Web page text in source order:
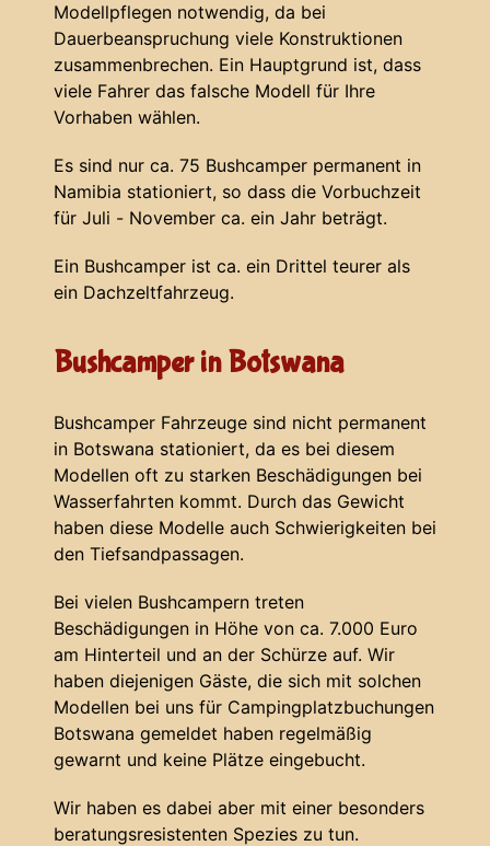
Modellpflegen notwendig, da bei
Dauerbeanspruchung viele Konstruktionen
zusammenbrechen. Ein Hauptgrund ist, dass
viele Fahrer das falsche Modell für Ihre
Vorhaben wählen.
Es sind nur ca. 75 Bushcamper permanent in
Namibia stationiert, so dass die Vorbuchzeit
für Juli - November ca. ein Jahr beträgt.
Ein Bushcamper ist ca. ein Drittel teurer als
ein Dachzeltfahrzeug.
Bushcamper in Botswana
Bushcamper Fahrzeuge sind nicht permanent
in Botswana stationiert, da es bei diesem
Modellen oft zu starken Beschädigungen bei
Wasserfahrten kommt. Durch das Gewicht
haben diese Modelle auch Schwierigkeiten bei
den Tiefsandpassagen.
Bei vielen Bushcampern treten
Beschädigungen in Höhe von ca. 7.000 Euro
am Hinterteil und an der Schürze auf. Wir
haben diejenigen Gäste, die sich mit solchen
Modellen bei uns für Campingplatzbuchungen
Botswana gemeldet haben regelmäßig
gewarnt und keine Plätze eingebucht.
Wir haben es dabei aber mit einer besonders
beratungsresistenten Spezies zu tun.